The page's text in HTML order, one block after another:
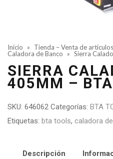
Inicio » Tienda – Venta de
Caladora de Banco
» Sierra
SIERRA
405MM – BTA
SKU: 646062 Categorías: BTA
Etiquetas: bta tools, caladora
Descripción